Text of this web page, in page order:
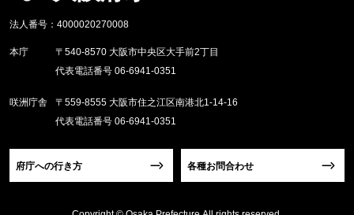
法人番号：4000020270008
本庁
〒540-8570 大阪市中央区大手前2丁目
代表電話番号 06-6941-0351
咲洲庁舎
〒559-8555 大阪市住之江区南港北1-14-16
代表電話番号 06-6941-0351
府庁への行き方 各種お問合わせ